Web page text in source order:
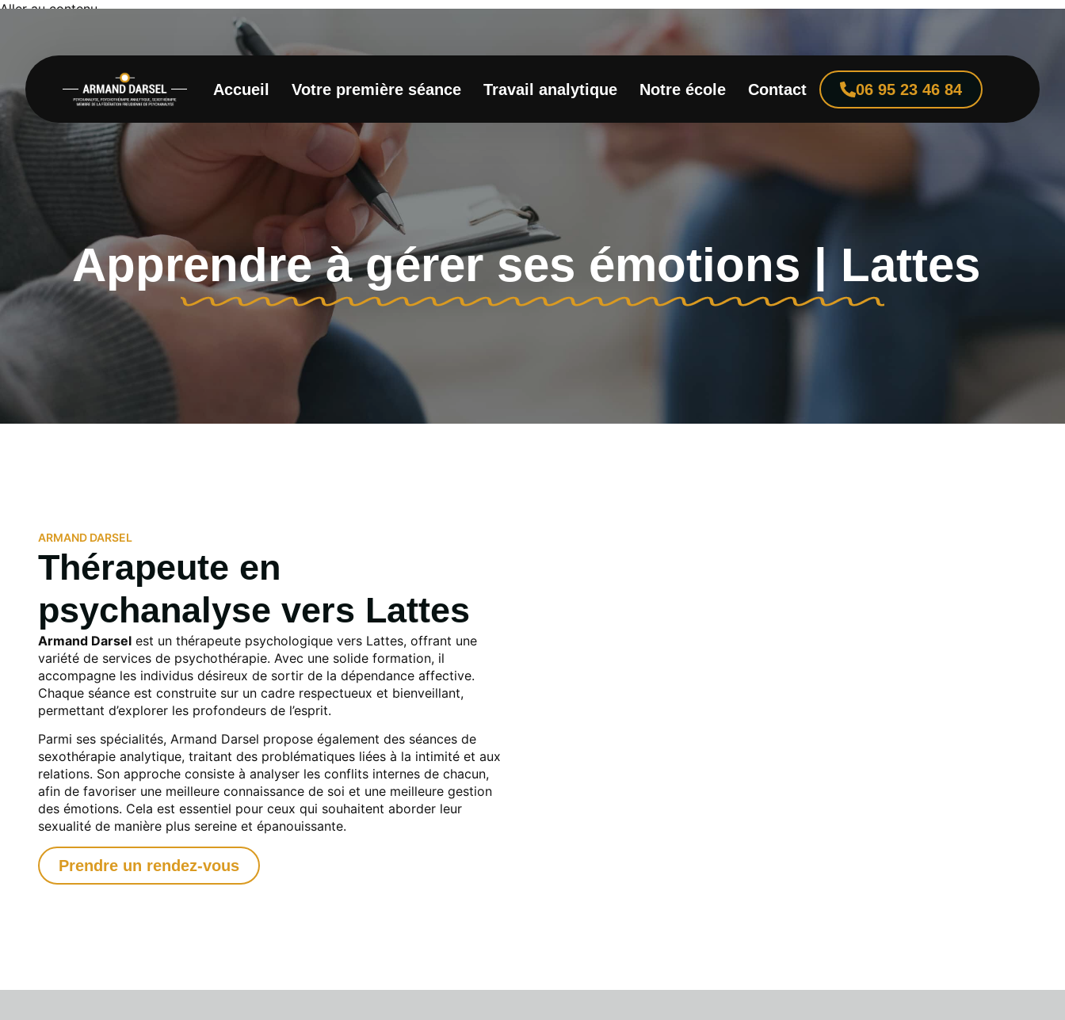
Aller au contenu
Accueil Votre première séance Travail analytique Notre école Contact 06 95 23 46 84
Apprendre à gérer ses émotions | Lattes
ARMAND DARSEL
Thérapeute en
psychanalyse vers Lattes
Armand Darsel est un thérapeute psychologique vers Lattes, offrant une
variété de services de psychothérapie. Avec une solide formation, il
accompagne les individus désireux de sortir de la dépendance affective.
Chaque séance est construite sur un cadre respectueux et bienveillant,
permettant d’explorer les profondeurs de l’esprit.
Parmi ses spécialités, Armand Darsel propose également des séances de
sexothérapie analytique, traitant des problématiques liées à la intimité et aux
relations. Son approche consiste à analyser les conflits internes de chacun,
afin de favoriser une meilleure connaissance de soi et une meilleure gestion
des émotions. Cela est essentiel pour ceux qui souhaitent aborder leur
sexualité de manière plus sereine et épanouissante.
Prendre un rendez-vous